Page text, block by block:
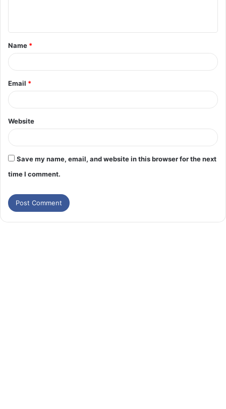
Name *
Email *
Website
Save my name, email, and website in this browser for the next
time I comment.